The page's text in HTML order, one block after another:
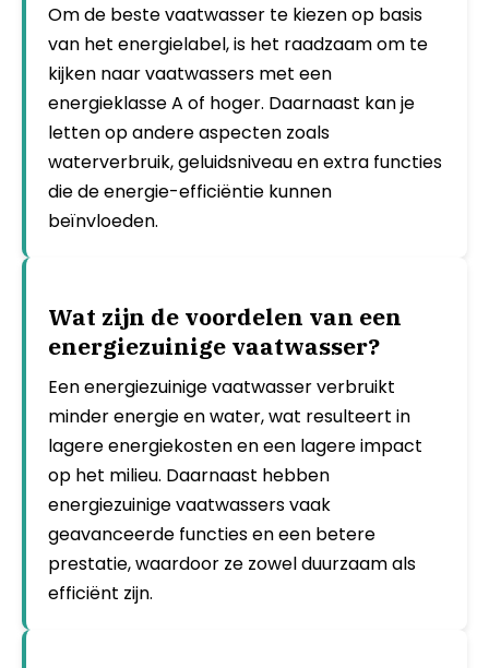
Om de beste vaatwasser te kiezen op basis
van het energielabel, is het raadzaam om te
kijken naar vaatwassers met een
energieklasse A of hoger. Daarnaast kan je
letten op andere aspecten zoals
waterverbruik, geluidsniveau en extra functies
die de energie-efficiëntie kunnen
beïnvloeden.
Wat zijn de voordelen van een
energiezuinige vaatwasser?
Een energiezuinige vaatwasser verbruikt
minder energie en water, wat resulteert in
lagere energiekosten en een lagere impact
op het milieu. Daarnaast hebben
energiezuinige vaatwassers vaak
geavanceerde functies en een betere
prestatie, waardoor ze zowel duurzaam als
efficiënt zijn.